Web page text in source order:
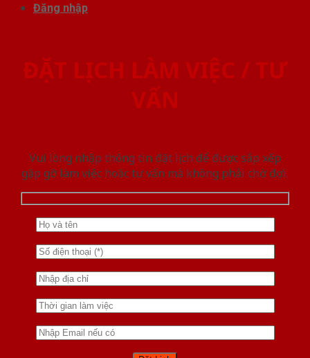
Đăng nhập
ĐẶT LỊCH LÀM VIỆC / TƯ
VẤN
Vui lòng nhập thông tin đặt lịch để được sắp xếp
gặp gỡ làm việc hoăc tư vấn mà không phải chờ đợi.